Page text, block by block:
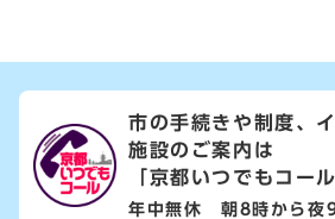
市の手続きや制度、
施設のご案内は
「京都いつでもコール
年中無休 朝8時から夜